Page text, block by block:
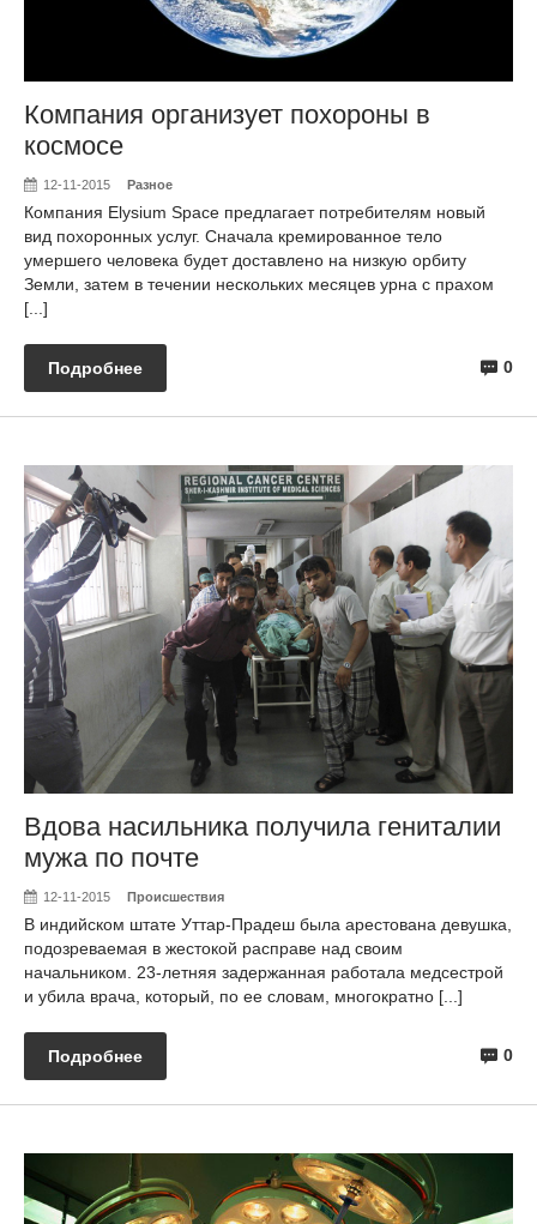
Компания организует похороны в
космосе
12-11-2015 Разное
Компания Elysium Space предлагает потребителям новый
вид похоронных услуг. Сначала кремированное тело
умершего человека будет доставлено на низкую орбиту
Земли, затем в течении нескольких месяцев урна с прахом
[...]
0
Подробнее
Вдова насильника получила гениталии
мужа по почте
12-11-2015 Происшествия
В индийском штате Уттар-Прадеш была арестована девушка,
подозреваемая в жестокой расправе над своим
начальником. 23-летняя задержанная работала медсестрой
и убила врача, который, по ее словам, многократно [...]
0
Подробнее